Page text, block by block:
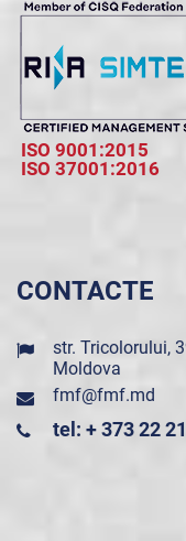
ISO 9001:2015
ISO 37001:2016
CONTACTE
str. Tricolorului,
Moldova
fmf@fmf.md
tel: + 373 22